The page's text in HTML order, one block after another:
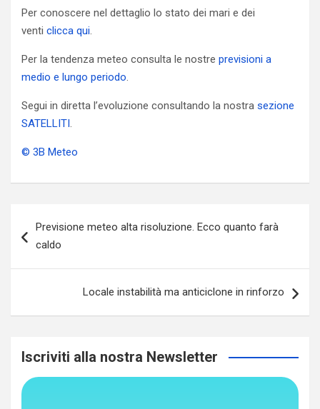
Per conoscere nel dettaglio lo stato dei mari e dei
venti clicca qui.
Per la tendenza meteo consulta le nostre previsioni a
medio e lungo periodo.
Segui in diretta l’evoluzione consultando la nostra sezione
SATELLITI.
© 3B Meteo
articoli
Previsione meteo alta risoluzione. Ecco quanto farà
caldo
Locale instabilità ma anticiclone in rinforzo
Iscriviti alla nostra Newsletter